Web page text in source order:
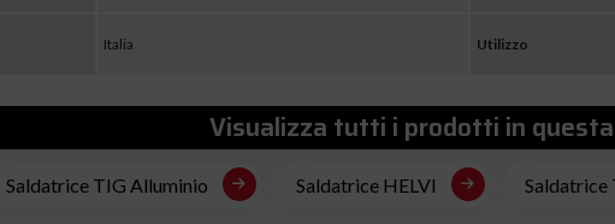
Italia Utilizzo
Visualizza tutti i prodotti in
Saldatrice TIG Alluminio Saldatrice HELVI Saldatrice